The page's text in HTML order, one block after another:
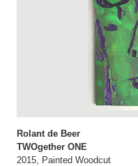
Rolant de Beer
TWOgether ONE
2015, Painted Woodcut